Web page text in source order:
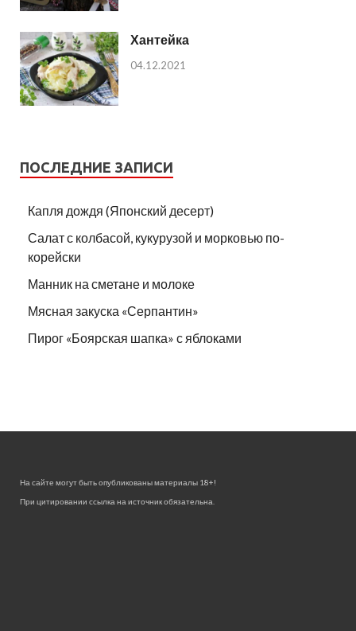
Хантейка
04.12.2021
ПОСЛЕДНИЕ ЗАПИСИ
Капля дождя (Японский десерт)
Салат с колбасой, кукурузой и морковью по-
корейски
Манник на сметане и молоке
Мясная закуска «Серпантин»
Пирог «Боярская шапка» с яблоками
На сайте могут быть опубликованы материалы 18+!
При цитировании ссылка на источник обязательна.